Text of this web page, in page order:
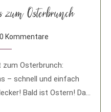
Osterbrunch
0 Kommentare
zum Osterbrunch:
– schnell und einfach
Bald ist Ostern! Da